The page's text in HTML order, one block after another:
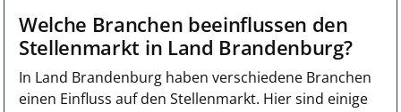
Welche Branchen beeinflussen den
Stellenmarkt in Land Brandenburg?
In Land Brandenburg haben verschiedene Branchen
einen Einfluss auf den Stellenmarkt. Hier sind einige